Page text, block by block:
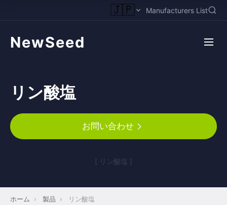
🇯🇵 Manufacturers List
NewSeed
リン酸塩
お問い合わせ
[ リン酸塩 ]
ホーム › 製品 › リン酸塩